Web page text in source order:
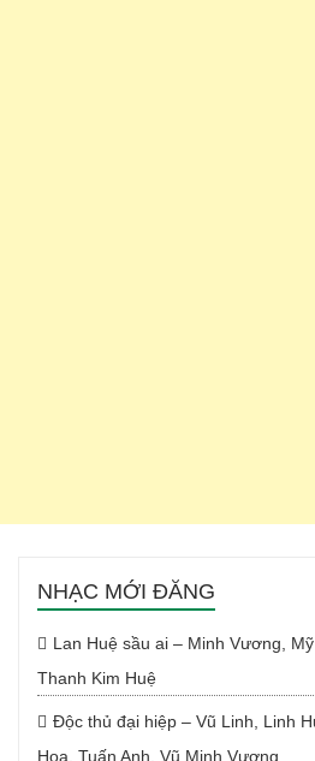
NHẠC MỚI ĐĂNG
Lan Huệ sầu ai – Minh Vương,
Thanh Kim Huệ
Độc thủ đại hiệp – Vũ Linh, Linh
Hoa, Tuấn Anh, Vũ Minh Vương